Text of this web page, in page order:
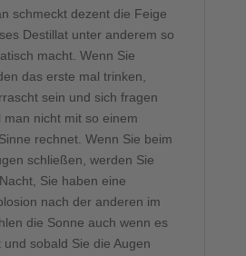
schmeckt dezent die Feige
Destillat unter anderem so
macht. Wenn Sie
das erste mal trinken,
sein und sich fragen
man nicht mit so einem
rechnet. Wenn Sie beim
schließen, werden Sie
Sie haben eine
nach der anderen im
die Sonne auch wenn es
sobald Sie die Augen